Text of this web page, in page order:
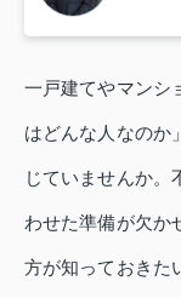
一戸建てやマンシ
はどんな人なのか
じていませんか。
わせた準備が欠か
方が知っておきた